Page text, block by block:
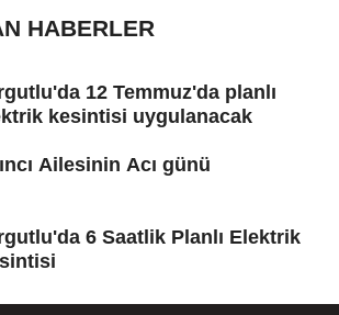
HABERLER
12 Temmuz'da planlı
kesintisi uygulanacak
Ailesinin Acı günü
6 Saatlik Planlı Elektrik